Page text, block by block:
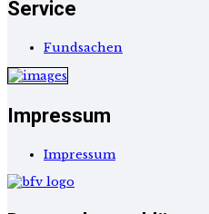
Service
Fundsachen
Impressum
Impressum